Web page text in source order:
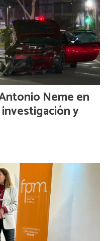
Neme en
y